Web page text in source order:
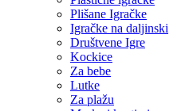
Plišane Igračke
Igračke na daljinski
Društvene Igre
Kockice
Za bebe
Lutke
Za plažu